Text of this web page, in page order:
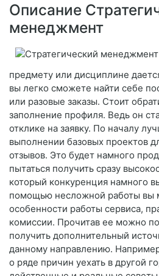
Описание
менеджмент
предмету или дисциплине
вы легко сможете найти себе
или разовые заказы. Стоит
заполнение профиля. Ведь он
отклике на заявку. По началу
выполнении базовых проектов
отзывов. Это будет намного
пытаться получить сразу
который конкуренция намного
помощью несложной работы вы
особенности работы сервиса,
комиссии. Прочитав ее можно
получить дополнительный
данному направлению.
о ряде причин уехать в другой